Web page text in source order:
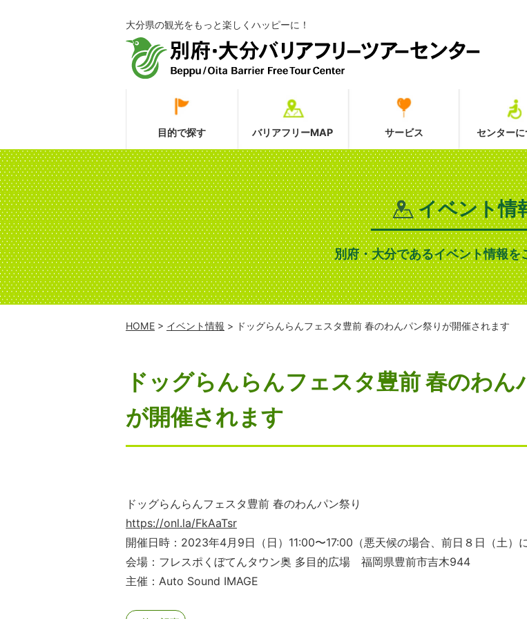
大分県の観光をもっと楽しくハッピーに！
目的で探す バリアフリーMAP サービス センターに
イベント情
別府・大分であるイベント情報を
HOME > イベント情報 > ドッグらんらんフェスタ豊前 春のわんパン祭りが開催されます
ドッグらんらんフェスタ豊前 春のわん
が開催されます
ドッグらんらんフェスタ豊前 春のわんパン祭り
https://onl.la/FkAaTsr
開催日時：2023年4月9日（日）11:00〜17:00（悪天候の場合、前日８日（土）に
会場：フレスポくぼてんタウン奥 多目的広場 福岡県豊前市吉木944
主催：Auto Sound IMAGE